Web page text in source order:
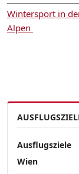
Wintersport in
Alpen
Ausflugsziele
Wien